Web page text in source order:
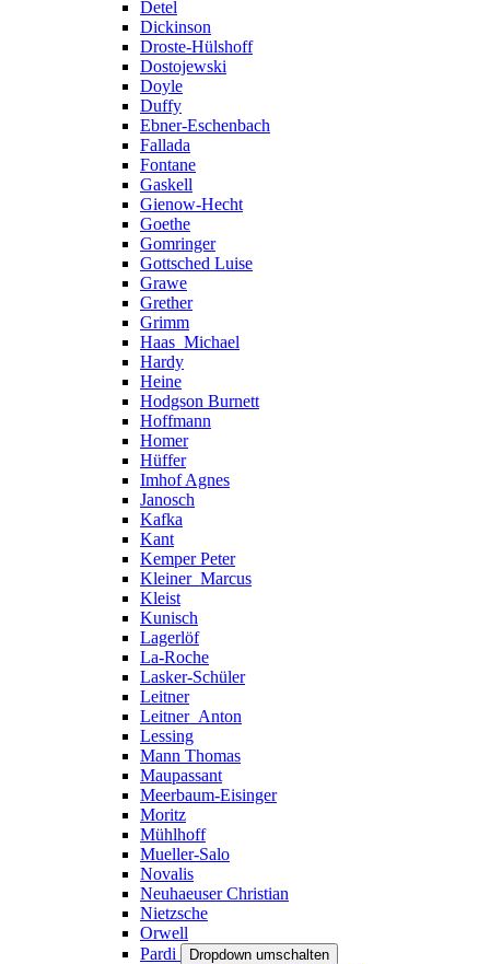
Detel
Dickinson
Droste-Hülshoff
Dostojewski
Doyle
Duffy
Ebner-Eschenbach
Fallada
Fontane
Gaskell
Gienow-Hecht
Goethe
Gomringer
Gottsched Luise
Grawe
Grether
Grimm
Haas_Michael
Hardy
Heine
Hodgson Burnett
Hoffmann
Homer
Hüffer
Imhof Agnes
Janosch
Kafka
Kant
Kemper Peter
Kleiner_Marcus
Kleist
Kunisch
Lagerlöf
La-Roche
Lasker-Schüler
Leitner
Leitner_Anton
Lessing
Mann Thomas
Maupassant
Meerbaum-Eisinger
Moritz
Mühlhoff
Mueller-Salo
Novalis
Neuhaeuser Christian
Nietzsche
Orwell
Pardi
Dropdown umschalten